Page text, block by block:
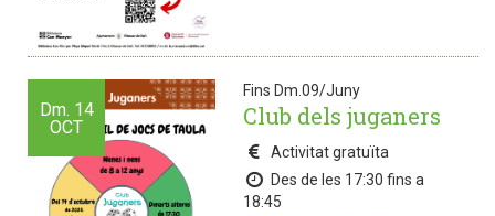
Dm. 14
OCT
Fins Dm.09/Juny
Club dels juganers
Activitat gratuïta
Des de les 17:30 fins a
18:45